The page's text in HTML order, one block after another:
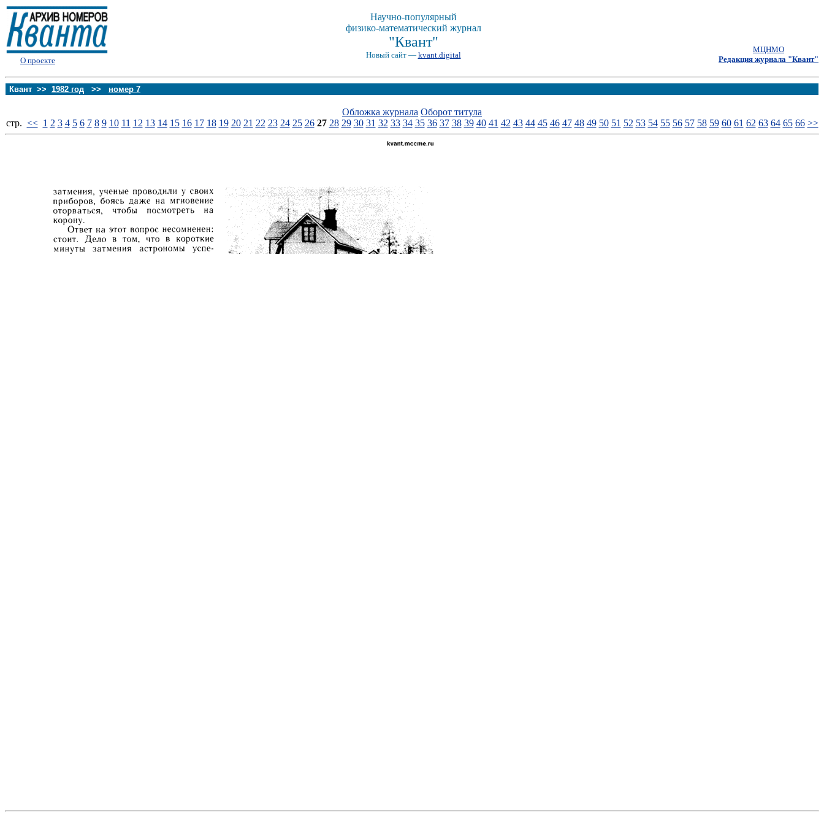
О проекте
Научно-популярный
физико-математический журнал
"Квант"
Новый сайт — kvant.digital
МЦНМО
Редакция журнала "Квант"
Квант >> 1982 год >> номер 7
Обложка журнала Оборот титула
стp. << 1 2 3 4 5 6 7 8 9 10 11 12 13 14 15 16 17 18 19 20 21 22 23 24 25 26 27 28 29 30 31 32 33 34 35 36 37 38 39 40 41 42 43 44 45 46 47 48 49 50 51 52 53 54 55 56 57 58 59 60 61 62 63 64 65 66 >>